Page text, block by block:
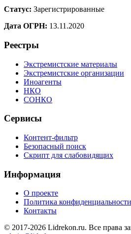
Статус: Зарегистрированные
Дата ОГРН: 13.11.2020
Реестры
Экстремистские материалы
Экстремистские организации
Иноагенты
НКО
СОНКО
Сервисы
Контент-фильтр
Безопасный поиск
Скрипт для слабовидящих
Информация
О проекте
Политика конфиденциальности
Контакты
© 2017-2026 Lidrekon.ru. Все права